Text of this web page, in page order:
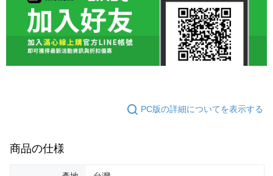
PC版の詳細についてを表示する
商品の仕様